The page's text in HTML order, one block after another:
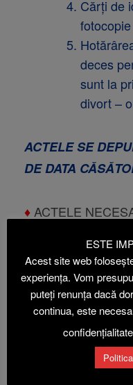
Cărţi de
fotocopie
deces
sunt la
divort –
ACTELE SE
DE DATA
♦ ACTELE
decesului
Buletinul
original
ESTE
Acest site web
experiența. Vom
puteți renunța dacă
continua, este